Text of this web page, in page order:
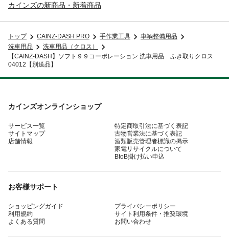
カインズの新商品・新着商品
トップ CAINZ-DASH PRO 手作業工具
車輌整備用品
洗車用品
洗車用品（クロス）
【CAINZ-DASH】ソフト９９コーポレーション 洗車用品 ふき取りクロス
04012【別送品】
カインズオンラインショップ
サービス一覧
サイトマップ
店舗情報
特定商取引法に基づく表記
古物営業法に基づく表記
酒類販売管理者標識の掲示
家電リサイクルについて
BtoB掛け払い申込
お客様サポート
ショッピングガイド
利用規約
よくある質問
プライバシーポリシー
サイト利用条件・推奨環境
お問い合わせ